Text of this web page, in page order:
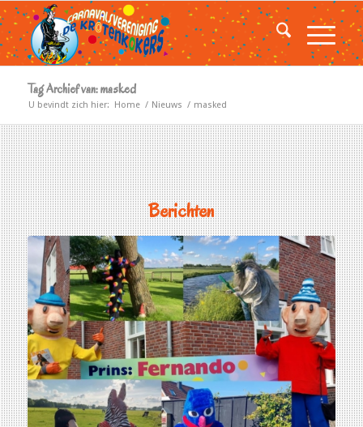
Tag Archief van: masked
U bevindt zich hier: Home / Nieuws / masked
Berichten